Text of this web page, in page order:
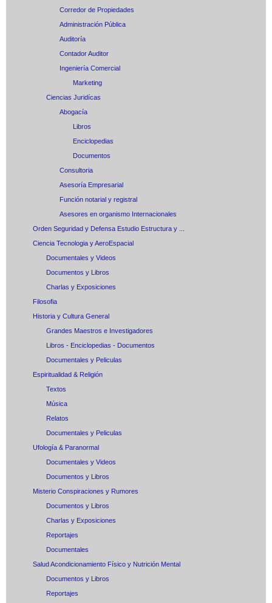
Corredor de Propiedades
Administración Pública
Auditoría
Contador Auditor
Ingeniería Comercial
Marketing
Ciencias Juridícas
Abogacía
Libros
Enciclopedias
Documentos
Consultoria
Asesoría Empresarial
Función notarial y registral
Asesores en organismo Internacionales
Orden Seguridad y Defensa Estudio Estructura y ...
Ciencia Tecnologia y AeroEspacial
Documentales y Videos
Documentos y Libros
Charlas y Exposiciones
Filosofia
Historia y Cultura General
Grandes Maestros e Investigadores
Libros - Enciclopedias - Documentos
Documentales y Peliculas
Espiritualidad & Religión
Textos
Música
Relatos
Documentales y Peliculas
Ufología & Paranormal
Documentales y Videos
Documentos y Libros
Misterio Conspiraciones y Rumores
Documentos y Libros
Charlas y Exposiciones
Reportajes
Documentales
Salud Acondicionamiento Físico y Nutrición Mental
Documentos y Libros
Reportajes